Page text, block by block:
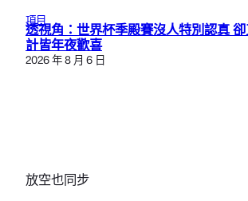
項目
透視角：世界杯季殿賽沒人特別認真
計皆年夜歡喜
2026 年 8 月 6 日
放空也同步